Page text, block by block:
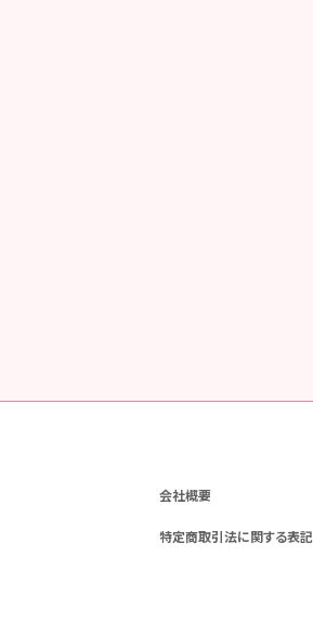
会社概要
特定商取引法に関する表記